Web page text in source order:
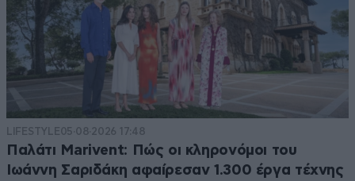
LIFESTYLE05·08·2026 17:48
Παλάτι Marivent: Πώς οι κληρονόμοι του
Ιωάννη Σαριδάκη αφαίρεσαν 1.300 έργα τέχνης